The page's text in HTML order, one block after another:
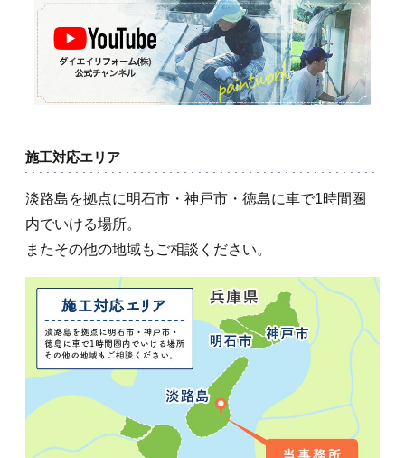
施工対応エリア
淡路島を拠点に明石市・神戸市・徳島に車で1時間圏
内でいける場所。
またその他の地域もご相談ください。